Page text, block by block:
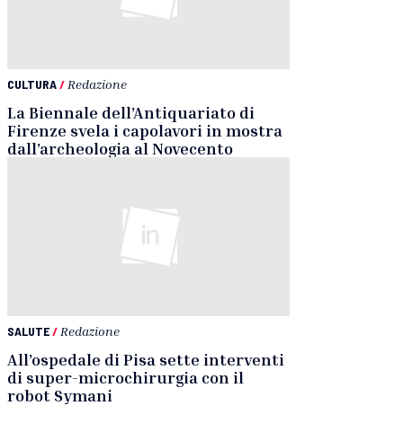
CULTURA/ Redazione
La Biennale dell’Antiquariato di
Firenze svela i capolavori in mostra
dall’archeologia al Novecento
SALUTE/ Redazione
All’ospedale di Pisa sette interventi
di super-microchirurgia con il
robot Symani